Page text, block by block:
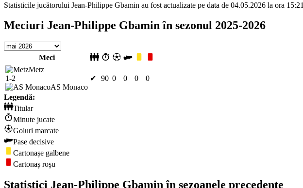
Statisticile jucătorului Jean-Philippe Gbamin au fost actualizate pe data de 04.05.2026 la ora 15:21
Meciuri Jean-Philippe Gbamin în sezonul 2025-2026
Meci
Metz
1-2
AS Monaco
✔ 90 0 0 0 0
Legendă:
Titular
Minute jucate
Goluri marcate
Pase decisive
Cartonașe galbene
Cartonaș roșu
Statistici Jean-Philippe Gbamin în sezoanele precedente